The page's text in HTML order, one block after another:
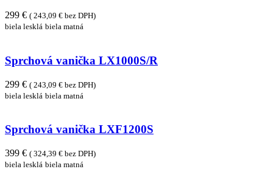
299 € ( 243,09 € bez DPH)
biela lesklá biela matná
Sprchová vanička LX1000S/R
299 € ( 243,09 € bez DPH)
biela lesklá biela matná
Sprchová vanička LXF1200S
399 € ( 324,39 € bez DPH)
biela lesklá biela matná